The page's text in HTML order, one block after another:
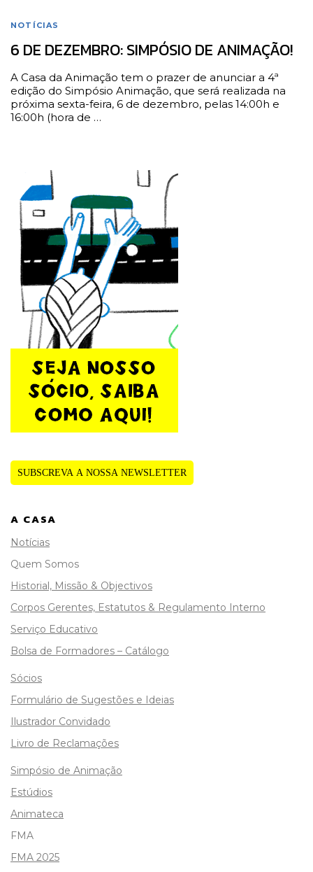
NOTÍCIAS
6 DE DEZEMBRO: SIMPÓSIO DE ANIMAÇÃO!
A Casa da Animação tem o prazer de anunciar a 4ª
edição do Simpósio Animação, que será realizada na
próxima sexta-feira, 6 de dezembro, pelas 14:00h e
16:00h (hora de …
SUBSCREVA A NOSSA NEWSLETTER
A CASA
Notícias
Quem Somos
Historial, Missão & Objectivos
Corpos Gerentes, Estatutos & Regulamento Interno
Serviço Educativo
Bolsa de Formadores – Catálogo
Sócios
Formulário de Sugestões e Ideias
Ilustrador Convidado
Livro de Reclamações
Simpósio de Animação
Estúdios
Animateca
FMA
FMA 2025